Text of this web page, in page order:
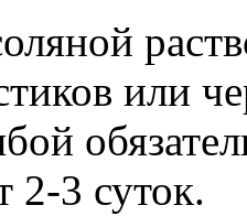
или
2-3 суток.